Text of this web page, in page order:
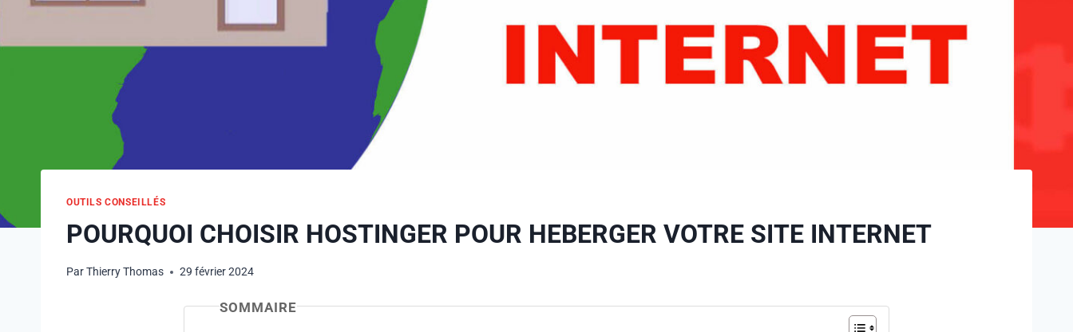
OUTILS CONSEILLÉS
POURQUOI CHOISIR HOSTINGER POUR HEBERGER VOTRE SITE INTERNET
ParThierry Thomas 29 février 2024
SOMMAIRE